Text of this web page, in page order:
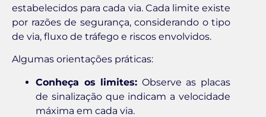
estabelecidos para cada via. Cada limite existe
por razões de segurança, considerando o tipo
de via, fluxo de tráfego e riscos envolvidos.
Algumas orientações práticas:
Conheça os limites: Observe as placas
de sinalização que indicam a velocidade
máxima em cada via.